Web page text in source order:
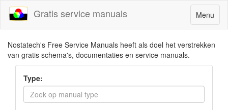
Toggle
navigation
Menu
Gratis service manuals
Nostatech's Free Service Manuals heeft als doel het verstrekken
van gratis schema's, documentaties en service manuals.
Type: